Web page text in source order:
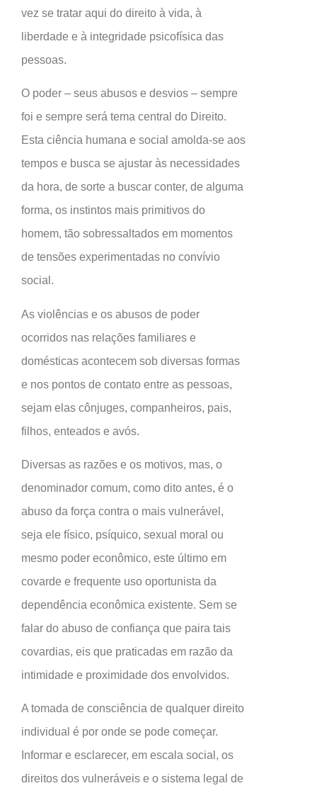
vez se tratar aqui do direito à vida, à
liberdade e à integridade psicofísica das
pessoas.
O poder – seus abusos e desvios – sempre
foi e sempre será tema central do Direito.
Esta ciência humana e social amolda-se aos
tempos e busca se ajustar às necessidades
da hora, de sorte a buscar conter, de alguma
forma, os instintos mais primitivos do
homem, tão sobressaltados em momentos
de tensões experimentadas no convívio
social.
As violências e os abusos de poder
ocorridos nas relações familiares e
domésticas acontecem sob diversas formas
e nos pontos de contato entre as pessoas,
sejam elas cônjuges, companheiros, pais,
filhos, enteados e avós.
Diversas as razões e os motivos, mas, o
denominador comum, como dito antes, é o
abuso da força contra o mais vulnerável,
seja ele físico, psíquico, sexual moral ou
mesmo poder econômico, este último em
covarde e frequente uso oportunista da
dependência econômica existente. Sem se
falar do abuso de confiança que paira tais
covardias, eis que praticadas em razão da
intimidade e proximidade dos envolvidos.
A tomada de consciência de qualquer direito
individual é por onde se pode começar.
Informar e esclarecer, em escala social, os
direitos dos vulneráveis e o sistema legal de